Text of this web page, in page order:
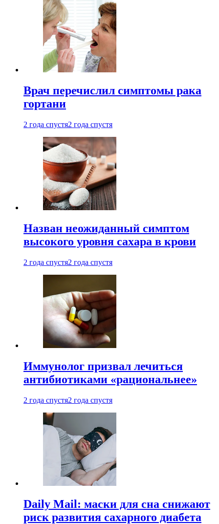
Врач перечислил симптомы рака
гортани
2 года спустя2 года спустя
Назван неожиданный симптом
высокого уровня сахара в крови
2 года спустя2 года спустя
Иммунолог призвал лечиться
антибиотиками «рациональнее»
2 года спустя2 года спустя
Daily Mail: маски для сна снижают
риск развития сахарного диабета